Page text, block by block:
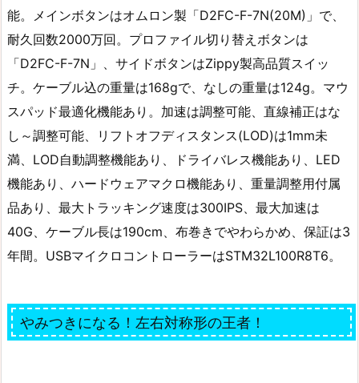
能。メインボタンはオムロン製「D2FC-F-7N(20M)」で、
耐久回数2000万回。プロファイル切り替えボタンは
「D2FC-F-7N」、サイドボタンはZippy製高品質スイッ
チ。ケーブル込の重量は168gで、なしの重量は124g。マウ
スパッド最適化機能あり。加速は調整可能、直線補正はな
し～調整可能、リフトオフディスタンス(LOD)は1mm未
満、LOD自動調整機能あり、ドライバレス機能あり、LED
機能あり、ハードウェアマクロ機能あり、重量調整用付属
品あり、最大トラッキング速度は300IPS、最大加速は
40G、ケーブル長は190cm、布巻きでやわらかめ、保証は3
年間。USBマイクロコントローラーはSTM32L100R8T6。
やみつきになる！左右対称形の王者！